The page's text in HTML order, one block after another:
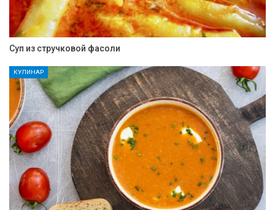
Суп из стручковой фасоли
КУЛИНАР